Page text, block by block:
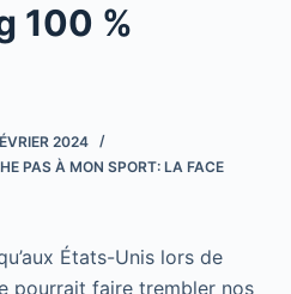
100 %
2024
PAS À MON SPORT: LA FACE
États-Unis lors de
pourrait faire trembler nos